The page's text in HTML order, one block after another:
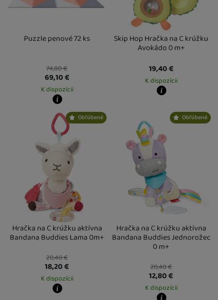
Puzzle penové 72 ks
74,80€
69,10€
K dispozícii
Kdy zboží dostanete?
Osobný odber vo výdajnom mieste
18. 8.
Skip Hop Hračka na C krúžku
Avokádo 0 m+
19,40€
K dispozícii
Osobný odber vo výdajnom mieste
U Vás doma20. 8.
Obľúbené
Hračka na C krúžku aktívna
Bandana Buddies Lama 0m+
20,40€
18,20€
K dispozícii
Obľúbené
Hračka na C krúžku aktívna
Bandana Buddies Jednorožec
0 m+
20,40€
12,80€
K dispozícii